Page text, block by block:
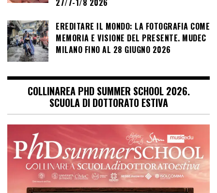
27/7-1/8 2026
EREDITARE IL MONDO: LA FOTOGRAFIA COME
MEMORIA E VISIONE DEL PRESENTE. MUDEC
MILANO FINO AL 28 GIUGNO 2026
COLLINAREA PHD SUMMER SCHOOL 2026.
SCUOLA DI DOTTORATO ESTIVA